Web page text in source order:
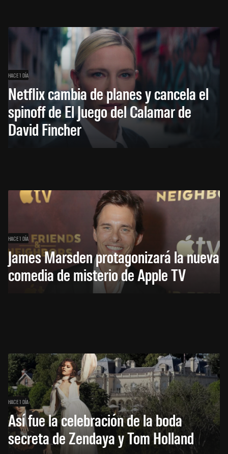
HACE 1 DÍA
Netflix cambia de planes y cancela el
spinoff de El Juego del Calamar de
David Fincher
HACE 1 DÍA
James Marsden protagonizará la nueva
comedia de misterio de Apple TV
HACE 1 DÍA
Así fue la celebración de la boda
secreta de Zendaya y Tom Holland